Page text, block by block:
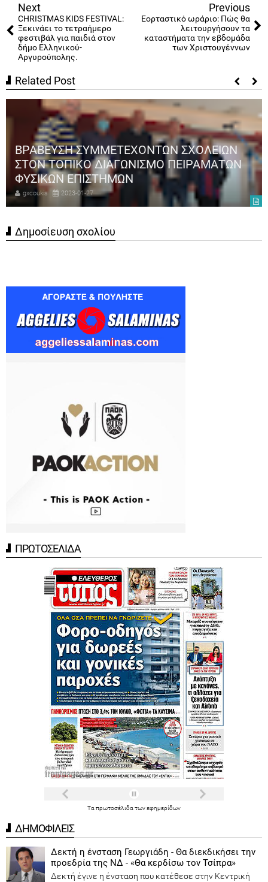
Next
CHRISTMAS KIDS FESTIVAL:
Ξεκινάει το τετραήμερο
φεστιβάλ για παιδιά στον
δήμο Ελληνικού-
Αργυρούπολης.
Previous
Εορταστικό ωράριο: Πώς θα
λειτουργήσουν τα
καταστήματα την εβδομάδα
των Χριστουγέννων
Related Post
ΒΡΑΒΕΥΣΗ ΣΥΜΜΕΤΕΧΟΝΤΩΝ ΣΧΟΛΕΙΩΝ
ΣΤΟΝ ΤΟΠΙΚΟ ΔΙΑΓΩΝΙΣΜΟ ΠΕΙΡΑΜΑΤΩΝ
ΦΥΣΙΚΩΝ ΕΠΙΣΤΗΜΩΝ
gxcoukis 2023-01-27
Δημοσίευση σχολίου
ΠΡΩΤΟΣΕΛΙΔΑ
Τα πρωτοσέλιδα τωνεφημερίδων
ΔΗΜΟΦΙΛΕΙΣ
Δεκτή η ένσταση Γεωργιάδη - Θα διεκδικήσει την
προεδρία της ΝΔ - «Θα κερδίσω τον Τσίπρα»
Δεκτή έγινε η ένσταση που κατέθεσε στην Κεντρική